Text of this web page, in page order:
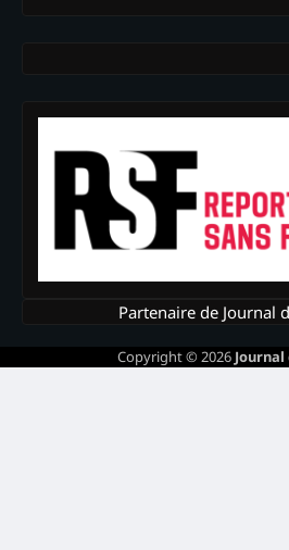
Partenaire de Journal
Copyright © 2026